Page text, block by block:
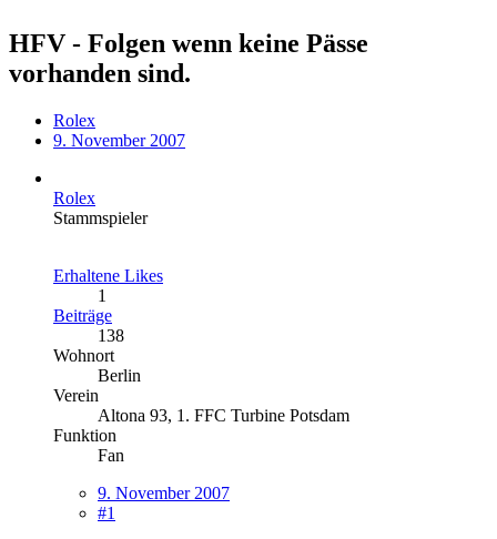
HFV - Folgen wenn keine Pässe
vorhanden sind.
Rolex
9. November 2007
Rolex
Stammspieler
Erhaltene Likes
1
Beiträge
138
Wohnort
Berlin
Verein
Altona 93, 1. FFC Turbine Potsdam
Funktion
Fan
9. November 2007
#1